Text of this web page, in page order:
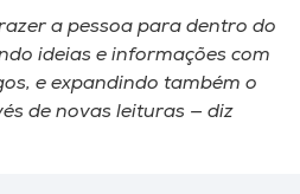
a pessoa para dentro do
ideias e informações com
e expandindo também o
de novas leituras — diz